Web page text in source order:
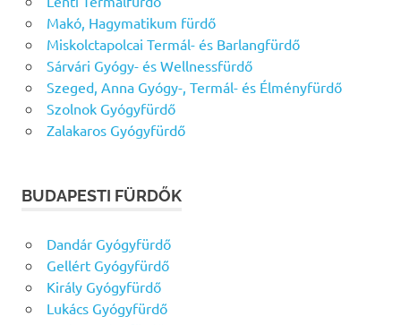
Makó, Hagymatikum fürdő
Miskolctapolcai Termál- és Barlangfürdő
Sárvári Gyógy- és Wellnessfürdő
Szeged, Anna Gyógy-, Termál- és Élményfürdő
Szolnok Gyógyfürdő
Zalakaros Gyógyfürdő
BUDAPESTI FÜRDŐK
Dandár Gyógyfürdő
Gellért Gyógyfürdő
Király Gyógyfürdő
Lukács Gyógyfürdő